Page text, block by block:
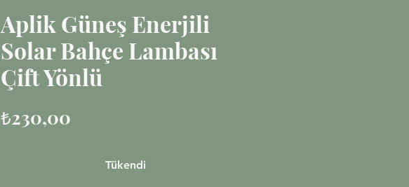
Aplik Güneş Enerjili
Solar Bahçe Lambası
Çift Yönlü
₺230,00
Tükendi